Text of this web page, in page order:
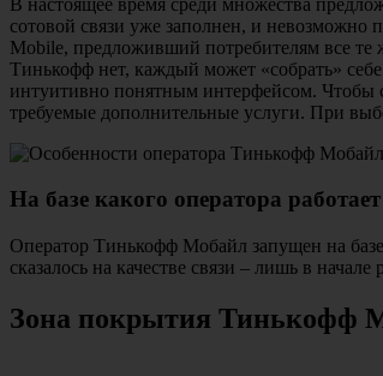
сотовой связи уже заполнен, и невозможно
Mobile, предложивший потребителям все
Тинькофф нет, каждый может «собрать»
интуитивно понятным интерфейсом. Чтобы
требуемые дополнительные услуги. При
На базе какого оператора работает
Оператор Тинькофф Мобайл запущен на
сказалось на качестве связи – лишь в
Зона покрытия Тинькофф